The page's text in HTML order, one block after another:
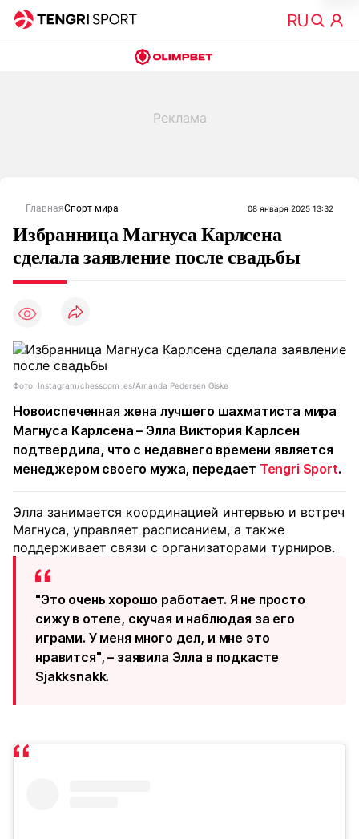
ГлавнаяСпорт мира 08 января 2025 13:32
Избранница Магнуса Карлсена
сделала заявление после свадьбы
Фото: Instagram/chesscom_es/Amanda Pedersen Giske
Новоиспеченная жена лучшего шахматиста мира
Магнуса Карлсена – Элла Виктория Карлсен
подтвердила, что с недавнего времени является
менеджером своего мужа, передает Tengri Sport.
Элла занимается координацией интервью и встреч
Магнуса, управляет расписанием, а также
поддерживает связи с организаторами турниров.
"Это очень хорошо работает. Я не просто
сижу в отеле, скучая и наблюдая за его
играми. У меня много дел, и мне это
нравится", – заявила Элла в подкасте
Sjakksnakk.